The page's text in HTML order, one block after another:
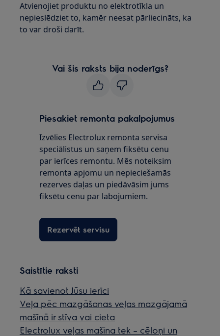
Atvienojiet produktu no elektrotīkla un
nepieslēdziet to, kamēr neesat pārliecināts, ka
to var droši darīt.
Vai šis raksts bija noderīgs?
Piesakiet remonta pakalpojumus
Izvēlies Electrolux remonta servisa
speciālistus un saņem fiksētu cenu
par ierīces remontu. Mēs noteiksim
remonta apjomu un nepieciešamās
rezerves daļas un piedāvāsim jums
fiksētu cenu par labojumiem.
Rezervēt servisu
Saistītie raksti
Kā savienot Jūsu ierīci
Veļa pēc mazgāšanas veļas mazgājamā
mašīnā ir stīva vai cieta
Electrolux veļas mašīna tek – cēloņi un